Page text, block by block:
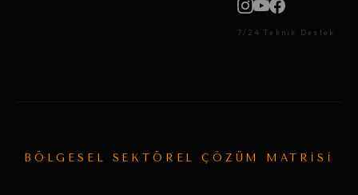
7/24 Teknik Destek
BÖLGESEL SEKTÖREL ÇÖZÜM MATRİSİ